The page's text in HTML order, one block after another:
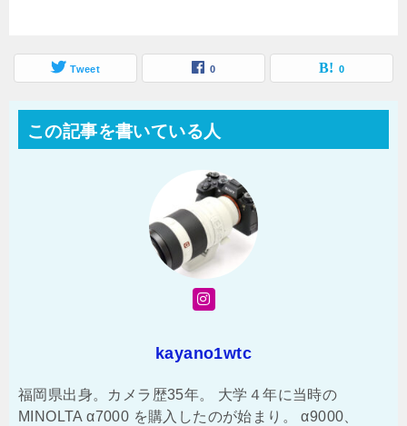
Tweet 0 0
この記事を書いている人
kayano1wtc
福岡県出身。カメラ歴35年。 大学４年に当時の
MINOLTA α7000 を購入したのが始まり。 α9000、